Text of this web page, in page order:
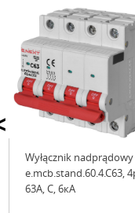
Wyłącznik nadprądowy
e.mcb.stand.60.4.C63,
63А, C, 6кА